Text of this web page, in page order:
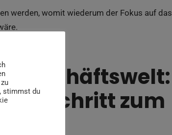
werden, womit wiederum der Fokus auf das
Geschäftswelt:
Schritt zum
stimmst du